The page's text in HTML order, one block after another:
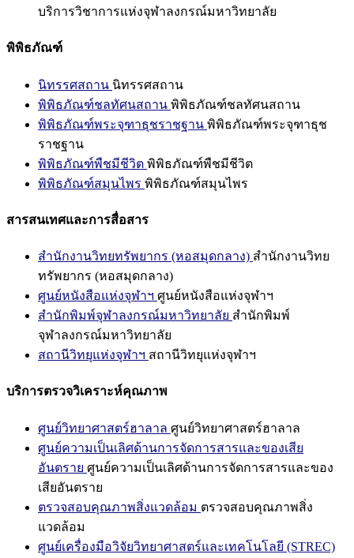
บริการวิชาการแห่งจุฬาลงกรณ์มหาวิทยาลัย
พิพิธภัณฑ์
นิทรรศสถาน นิทรรศสถาน
พิพิธภัณฑ์ชลทัศนสถาน พิพิธภัณฑ์ชลทัศนสถาน
พิพิธภัณฑ์พระจุฑาธุชราชฐาน พิพิธภัณฑ์พระจุฑาธุช
ราชฐาน
พิพิธภัณฑ์พืชมีชีวิต พิพิธภัณฑ์พืชมีชีวิต
พิพิธภัณฑ์สมุนไพร พิพิธภัณฑ์สมุนไพร
สารสนเทศและการสื่อสาร
สำนักงานวิทยทรัพยากร (หอสมุดกลาง) สำนักงานวิทย
ทรัพยากร (หอสมุดกลาง)
ศูนย์หนังสือแห่งจุฬาฯ ศูนย์หนังสือแห่งจุฬาฯ
สำนักพิมพ์จุฬาลงกรณ์มหาวิทยาลัย สำนักพิมพ์
จุฬาลงกรณ์มหาวิทยาลัย
สถานีวิทยุแห่งจุฬาฯ สถานีวิทยุแห่งจุฬาฯ
บริการตรวจวิเคราะห์คุณภาพ
ศูนย์วิทยาศาสตร์ฮาลาล ศูนย์วิทยาศาสตร์ฮาลาล
ศูนย์ความเป็นเลิศด้านการจัดการสารและของเสีย
อันตราย ศูนย์ความเป็นเลิศด้านการจัดการสารและของ
เสียอันตราย
ตรวจสอบคุณภาพสิ่งแวดล้อม ตรวจสอบคุณภาพสิ่ง
แวดล้อม
ศูนย์เครื่องมือวิจัยวิทยาศาสตร์และเทคโนโลยี (STREC)